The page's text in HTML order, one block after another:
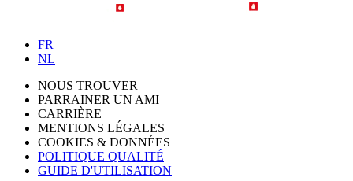
FR
NL
NOUS TROUVER
PARRAINER UN AMI
CARRIÈRE
MENTIONS LÉGALES
COOKIES & DONNÉES
POLITIQUE QUALITÉ
GUIDE D'UTILISATION